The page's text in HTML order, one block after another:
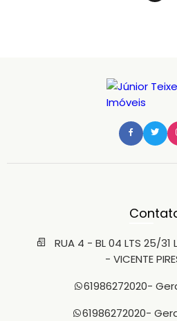
RUA 4 - BL 04 LTS 25/31
- VICENTE
61986272020-
61986272020-